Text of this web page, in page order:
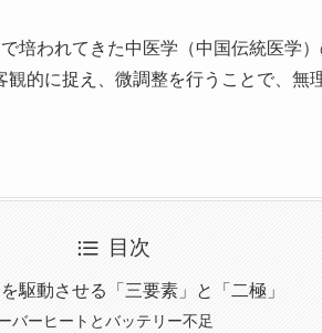
培われてきた中医学（中国伝統医学
的に捉え、微調整を行うことで、無
目次
駆動させる「三要素」と「二極」
バーヒートとバッテリー不足